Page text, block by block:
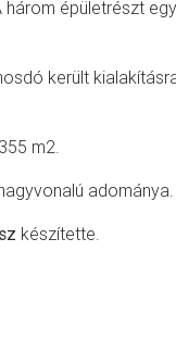
épületrészt
került
m2.
adománya.
készítette.